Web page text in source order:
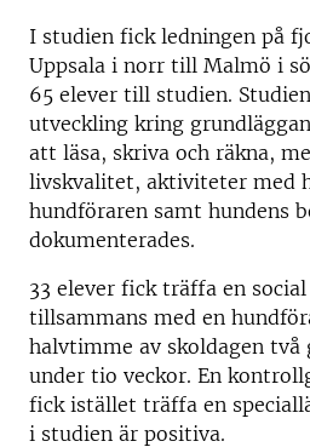
I studien fick ledningen på
Uppsala i norr till Malmö i
65 elever till studien.
utveckling kring
att läsa, skriva och räkna,
livskvalitet, aktiviteter med
hundföraren samt hundens
dokumenterades.
33 elever fick träffa en
tillsammans med en
halvtimme av skoldagen två
under tio veckor. En
fick istället träffa en
i studien är positiva.